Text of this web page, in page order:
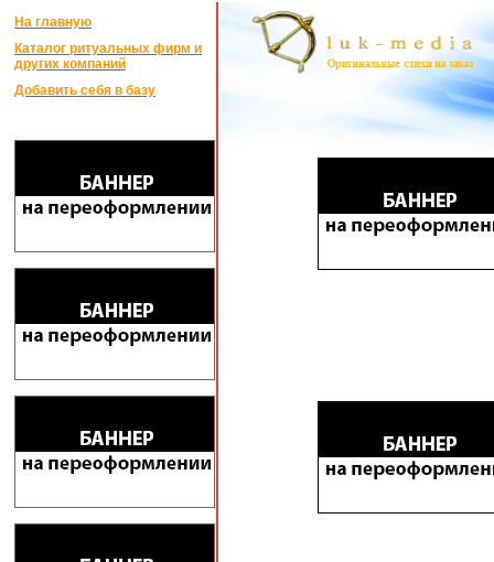
На главную
Каталог ритуальных фирм и
других компаний
Добавить себя в базу